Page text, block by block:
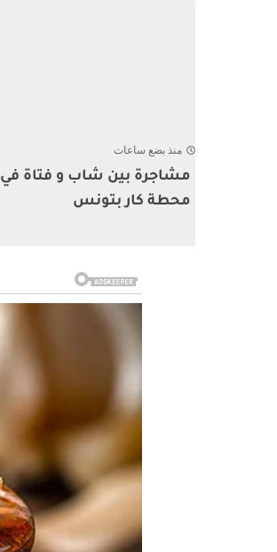
منذ بضع ساعات
مشاجرة بين شاب و فتاة في
محطة كار بتونس